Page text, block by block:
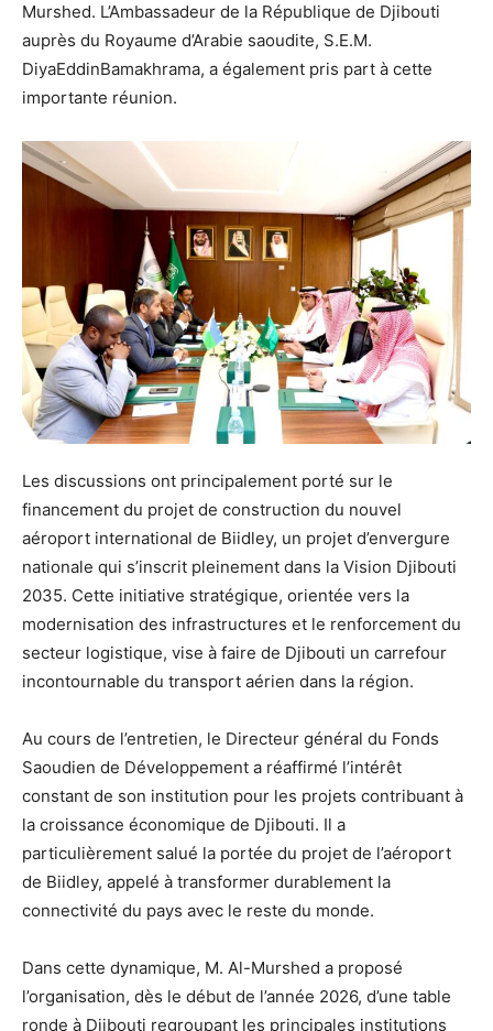
Murshed. L’Ambassadeur de la République de Djibouti
auprès du Royaume d’Arabie saoudite, S.E.M.
DiyaEddinBamakhrama, a également pris part à cette
importante réunion.
Les discussions ont principalement porté sur le
financement du projet de construction du nouvel
aéroport international de Biidley, un projet d’envergure
nationale qui s’inscrit pleinement dans la Vision Djibouti
2035. Cette initiative stratégique, orientée vers la
modernisation des infrastructures et le renforcement du
secteur logistique, vise à faire de Djibouti un carrefour
incontournable du transport aérien dans la région.
Au cours de l’entretien, le Directeur général du Fonds
Saoudien de Développement a réaffirmé l’intérêt
constant de son institution pour les projets contribuant à
la croissance économique de Djibouti. Il a
particulièrement salué la portée du projet de l’aéroport
de Biidley, appelé à transformer durablement la
connectivité du pays avec le reste du monde.
Dans cette dynamique, M. Al-Murshed a proposé
l’organisation, dès le début de l’année 2026, d’une table
ronde à Djibouti regroupant les principales institutions